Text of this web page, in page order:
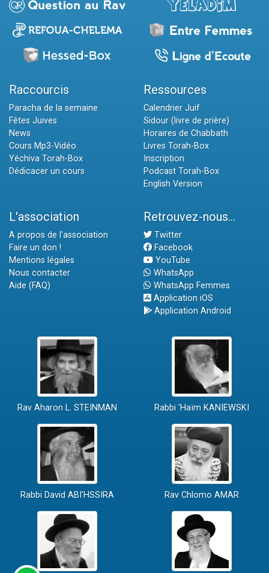
Raccourcis
Paracha de la semaine
Fêtes Juives
News
Cours Mp3-Vidéo
Yéchiva Torah-Box
Dédicacer un cours
Ressources
Calendrier Juif
Sidour (livre de prière)
Horaires de Chabbath
Livres Torah-Box
Inscription
Podcast Torah-Box
English Version
L'association
A propos de l'association
Faire un don !
Mentions légales
Nous contacter
Aide (FAQ)
Retrouvez-nous...
Twitter
Facebook
YouTube
WhatsApp
WhatsApp Femmes
Application iOS
Application Android
Rav Aharon L. STEINMAN Rabbi 'Haïm KANIEWSKI
Rabbi David ABI'HSSIRA Rav Chlomo AMAR